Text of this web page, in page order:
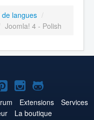
de langues /
Joomla! 4 - Polish
Joomla!
sur
Joomla!
sur
Joomla!
sur
Extensions
Services
La boutique